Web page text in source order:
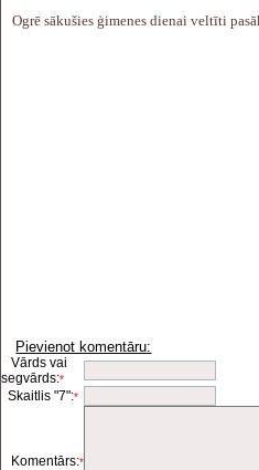
Ogrē sākušies ģimenes dienai veltīti
Pievienot komentāru:
Vārds vai
segvārds:*
Skaitlis "7":*
Komentārs:*